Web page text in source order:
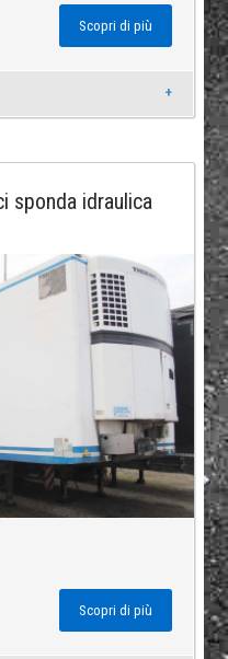
Scopri di più
sponda idraulica
Scopri di più